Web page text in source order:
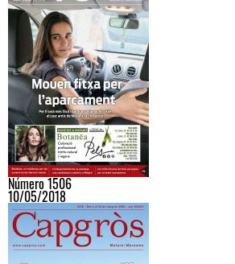
Número 1506
10/05/2018